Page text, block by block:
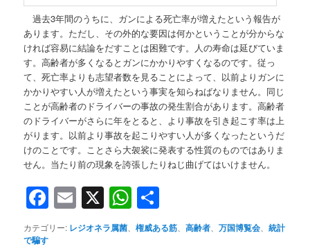
過去3年間のうちに、ガンによる死亡率が増えたという報告が
あります。ただし、その外的な要因は何かということが分からな
ければ容易に結論をだすことは困難です。人の寿命は延びていま
す。高齢者が多くなるとガンにかかりやすくなるのです。従っ
て、死亡率よりも志望者数を見ることによって、以前よりガンに
かかりやすい人が増えたという事実を知らねばなりません。同じ
ことが高齢者のドライバーの事故の発生割合があります。高齢者
のドライバーがさらに年をとると、より事故を引き起こす率は上
がります。以前より事故を起こりやすい人が多くなったというだ
けのことです。ことさら大袈裟に発表する性質のものではありま
せん。当たり前の現象を誇張したりねじ曲げてはいけません。
Facebook
Email
X WhatsApp
有
カテゴリー: レジオネラ属菌 、権威ある筋 、高齢者 、万国博覧会 、統計
で騙す